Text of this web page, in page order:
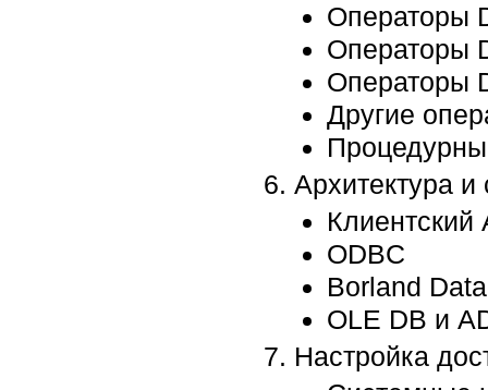
Операторы
Операторы
Операторы
Другие
Архитектура
ODBC
Borland
OLE DB и
Настройка